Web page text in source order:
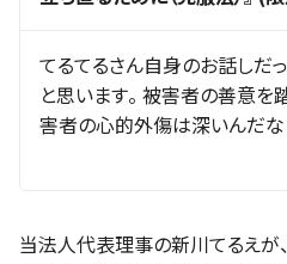
てるてるさん自身のお話しだ
と思います。 被害者の善意
害者の心的外傷は深いんだな
当法人代表理事の新川てるえが